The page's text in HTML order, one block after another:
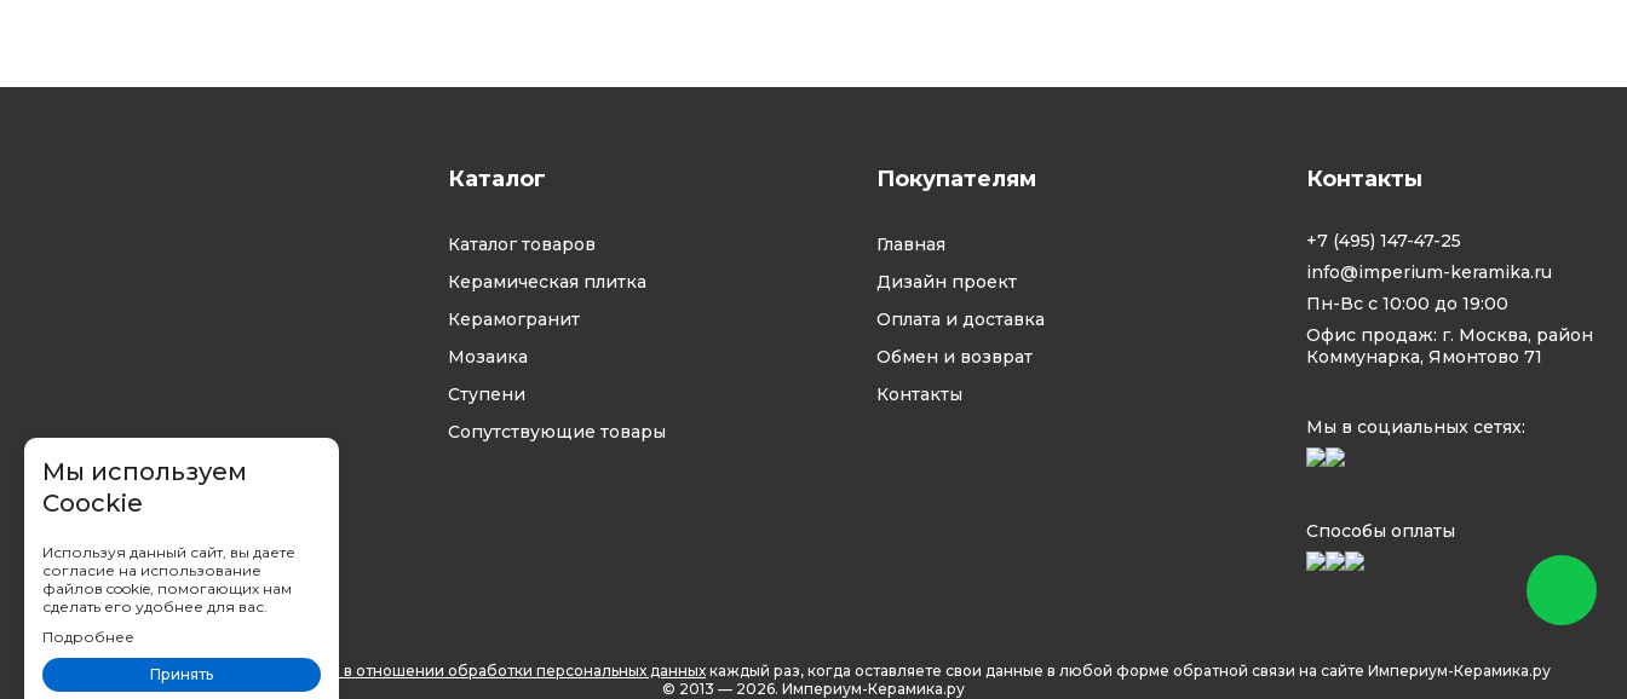
Каталог
Каталог товаров
Керамическая плитка
Керамогранит
Мозаика
Ступени
Сопутствующие товары
Покупателям
Главная
Дизайн проект
Оплата и доставка
Обмен и возврат
Контакты
Контакты
+7 (495) 147-47-25
info@imperium-keramika.ru
Пн-Вс с 10:00 до 19:00
Офис продаж: г. Москва, район
Коммунарка, Ямонтово 71
Мы в социальных сетях:
Способы оплаты
Вы принимаете условия политики в отношении обработки персональных данных каждый раз, когда оставляете свои данные в любой форме обратной связи на сайте Империум-Керамика.ру
© 2013 — 2026. Империум-Керамика.ру
Мы используем
Coockie
Используя данный сайт, вы даете
согласие на использование
файлов cookie, помогающих нам
сделать его удобнее для вас.
Подробнее
Принять